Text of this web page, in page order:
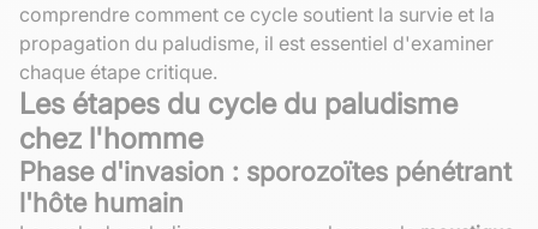
comprendre comment ce cycle soutient la survie et la
propagation du paludisme, il est essentiel d'examiner
chaque étape critique.
Les étapes du cycle du paludisme
chez l'homme
Phase d'invasion : sporozoïtes pénétrant
l'hôte humain